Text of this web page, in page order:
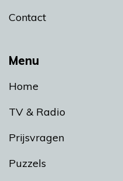
Menu
Home
TV & Radio
Prijsvragen
Puzzels
Contact